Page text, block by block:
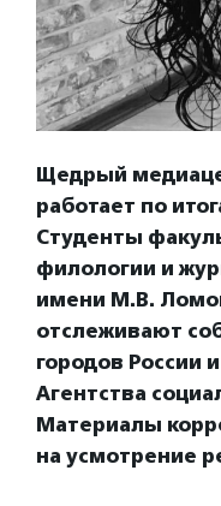
Щедрый
работает по
Студенты
филологии и
имени М.В.
отслеживают
городов России
Агентства
Материалы
на усмотрение